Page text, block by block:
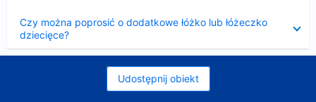
Czy można poprosić o dodatkowe łóżko lub łóżeczko
dziecięce?
Udostępnij obiekt